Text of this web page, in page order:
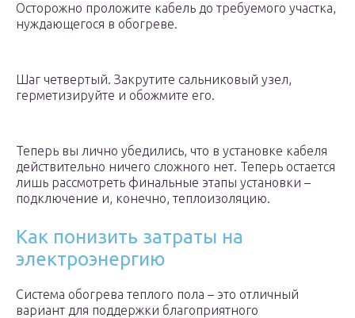
Осторожно проложите кабель до требуемого участка,
нуждающегося в обогреве.
Шаг четвертый. Закрутите сальниковый узел,
герметизируйте и обожмите его.
Теперь вы лично убедились, что в установке кабеля
действительно ничего сложного нет. Теперь остается
лишь рассмотреть финальные этапы установки –
подключение и, конечно, теплоизоляцию.
Как понизить затраты на
электроэнергию
Система обогрева теплого пола – это отличный
вариант для поддержки благоприятного